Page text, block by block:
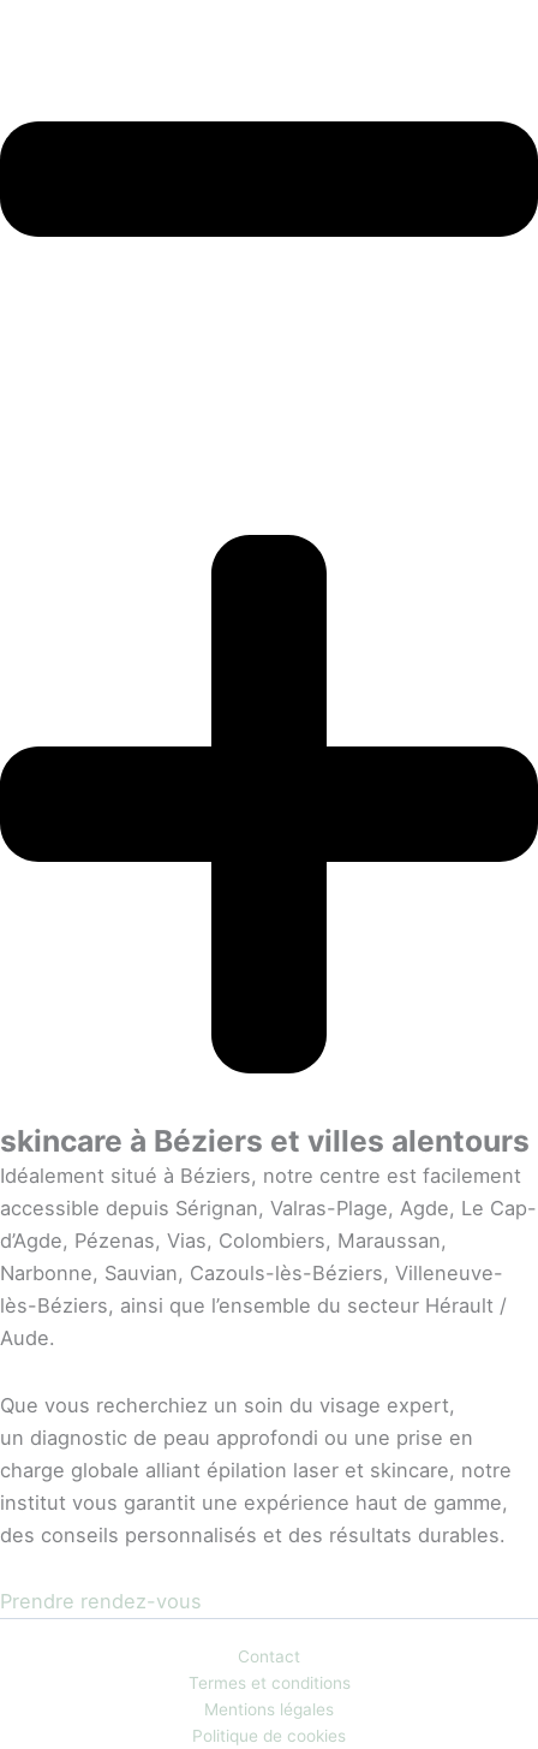
skincare à Béziers et villes alentours
Idéalement situé à Béziers, notre centre est facilement
accessible depuis Sérignan, Valras-Plage, Agde, Le Cap-
d’Agde, Pézenas, Vias, Colombiers, Maraussan,
Narbonne, Sauvian, Cazouls-lès-Béziers, Villeneuve-
lès-Béziers, ainsi que l’ensemble du secteur Hérault /
Aude.
Que vous recherchiez un soin du visage expert,
un diagnostic de peau approfondi ou une prise en
charge globale alliant épilation laser et skincare, notre
institut vous garantit une expérience haut de gamme,
des conseils personnalisés et des résultats durables.
Prendre rendez-vous
Contact
Termes et conditions
Mentions légales
Politique de cookies